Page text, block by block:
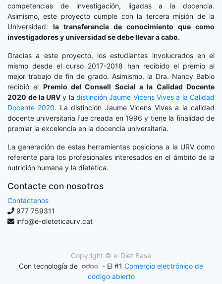
competencias de investigación, ligadas a la docencia.
Asimismo, este proyecto cumple con la tercera misión de la
Universidad: la transferencia de conocimiento que como
investigadores y universidad se debe llevar a cabo.
Gracias a este proyecto, los estudiantes involucrados en el
mismo desde el curso 2017-2018 han recibido el premio al
mejor trabajo de fin de grado. Asimismo, la Dra. Nancy Babio
recibió el Premio del Consell Social a la Calidad Docente
2020 de la URV y ladistinción Jaume Vicens Vives a la Calidad
Docente 2020. La distinción Jaume Vicens Vives a la calidad
docente universitaria fue creada en 1996 y tiene la finalidad de
premiar la excelencia en la docencia universitaria.
La generación de estas herramientas posiciona a la URV como
referente para los profesionales interesados en el ámbito de la
nutrición humana y la dietética.
Contacte con nosotros
Contáctenos
977 759311
info@e-dieteticaurv.cat
Copyright © e-Diet Base
Con tecnología de
- El #1 Comercio electrónico de
código abierto